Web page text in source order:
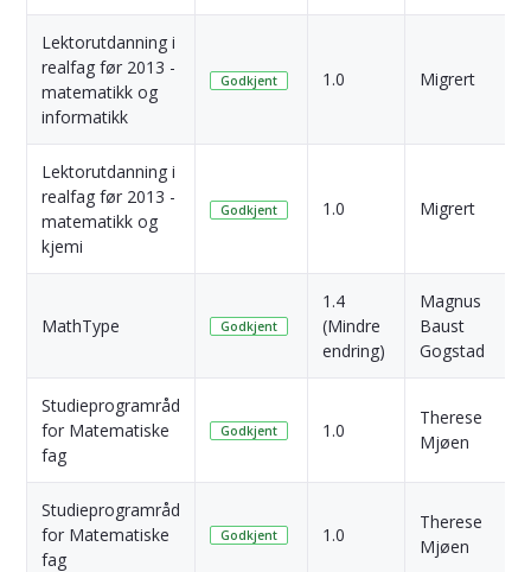
Lektorutdanning i
realfag før 2013 -
matematikk og
informatikk
Godkjent 1.0 Migrert
Lektorutdanning i
realfag før 2013 -
matematikk og
kjemi
Godkjent 1.0 Migrert
MathType Godkjent
1.4
(Mindre
endring)
Magnus
Baust
Gogstad
Studieprogramråd
for Matematiske
fag
Godkjent 1.0
Therese
Mjøen
Studieprogramråd
for Matematiske
fag
Godkjent 1.0
Therese
Mjøen